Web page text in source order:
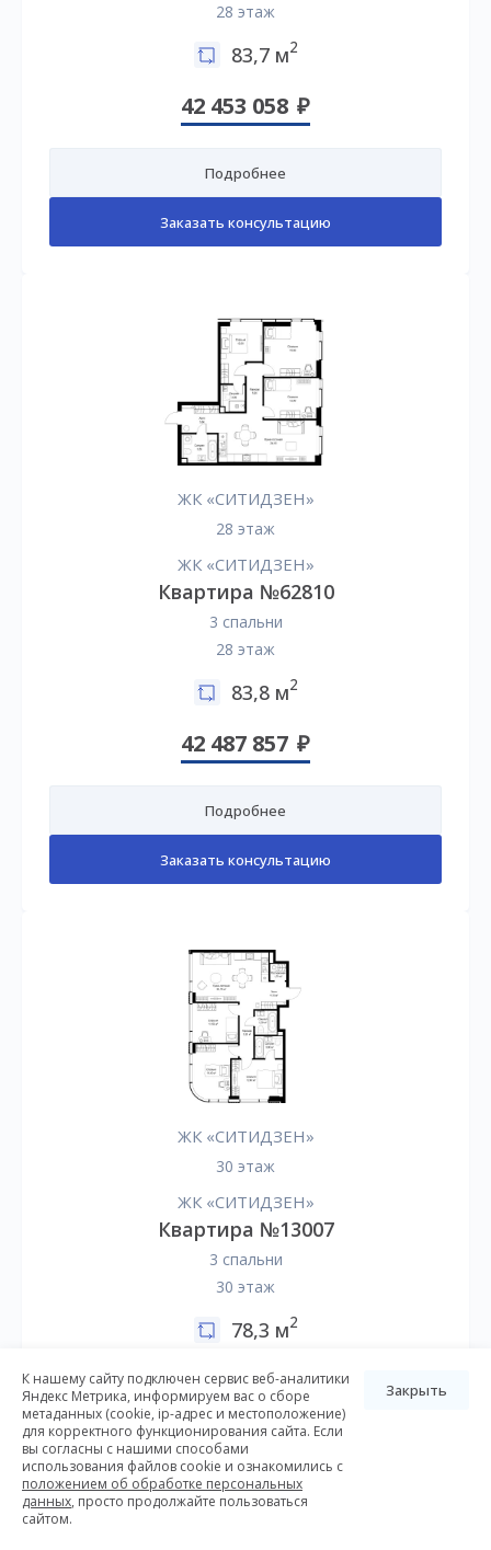
28 этаж
83,7 м2
42 453 058
Подробнее
Заказать консультацию
ЖК «СИТИДЗЕН»
28 этаж
ЖК «СИТИДЗЕН»
Квартира №62810
3 спальни
28 этаж
83,8 м2
42 487 857
Подробнее
Заказать консультацию
ЖК «СИТИДЗЕН»
30 этаж
ЖК «СИТИДЗЕН»
Квартира №13007
3 спальни
30 этаж
78,3 м2
42 778 813
Подробнее
Заказать консультацию
К нашему сайту подключен сервис веб-аналитики
Яндекс Метрика, информируем вас о сборе
метаданных (cookie, ip-адрес и местоположение)
для корректного функционирования сайта. Если
вы согласны с нашими способами
использования файлов cookie и ознакомились с
положением об обработке персональных
данных, просто продолжайте пользоваться
сайтом.
Закрыть